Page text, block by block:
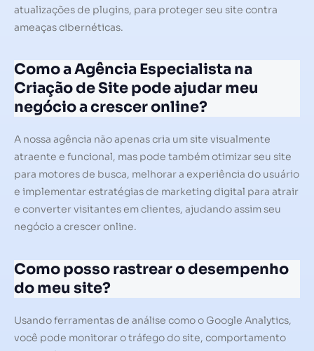
atualizações de plugins, para proteger seu site contra
ameaças cibernéticas.
Como a Agência Especialista na
Criação de Site pode ajudar meu
negócio a crescer online?
A nossa agência não apenas cria um site visualmente
atraente e funcional, mas pode também otimizar seu site
para motores de busca, melhorar a experiência do usuário
e implementar estratégias de marketing digital para atrair
e converter visitantes em clientes, ajudando assim seu
negócio a crescer online.
Como posso rastrear o desempenho
do meu site?
Usando ferramentas de análise como o Google Analytics,
você pode monitorar o tráfego do site, comportamento